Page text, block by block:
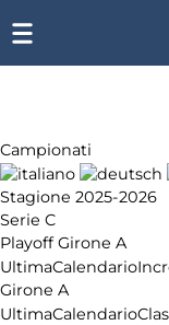
Campionati
Stagione 2025-2026
Serie C
Playoff Girone A
UltimaCalendario
Girone A
UltimaCalendario
Chi
siamo
Affiliazione